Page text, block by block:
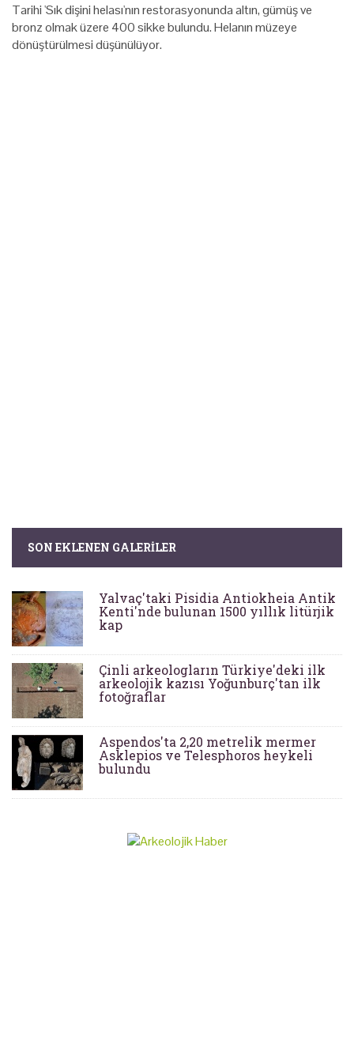
Tarihi 'Sık dişini helası'nın restorasyonunda altın, gümüş ve
bronz olmak üzere 400 sikke bulundu. Helanın müzeye
dönüştürülmesi düşünülüyor.
SON EKLENEN GALERILER
Yalvaç'taki Pisidia Antiokheia Antik
Kenti'nde bulunan 1500 yıllık litürjik
kap
Çinli arkeologların Türkiye'deki ilk
arkeolojik kazısı Yoğunburç'tan ilk
fotoğraflar
Aspendos'ta 2,20 metrelik mermer
Asklepios ve Telesphoros heykeli
bulundu